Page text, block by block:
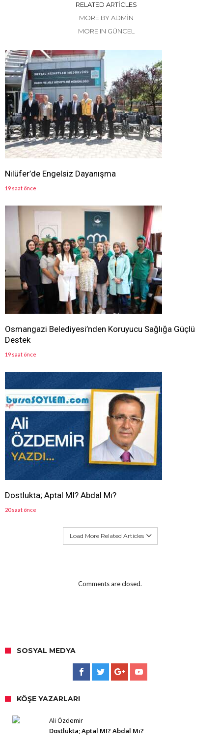
RELATED ARTICLES
MORE BY ADMIN
MORE IN GÜNCEL
Nilüfer’de Engelsiz Dayanışma
19 saat önce
Osmangazi Belediyesi’nden Koruyucu Sağlığa Güçlü
Destek
19 saat önce
Dostlukta; Aptal MI? Abdal Mı?
20 saat önce
Load More Related Articles
Comments are closed.
SOSYAL MEDYA
KÖŞE YAZARLARI
Ali Özdemir
Dostlukta; Aptal MI? Abdal Mı?